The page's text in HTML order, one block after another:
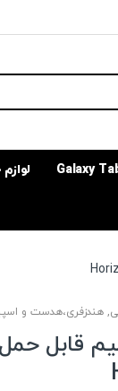
, هندزفری،هدست و
قابل